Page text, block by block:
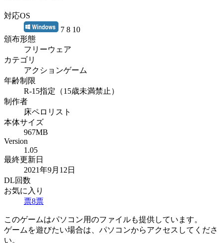
対応OS
7 8 10
頒布形態
フリーウェア
カテゴリ
アクションゲーム
年齢制限
R-15指定（15歳未満禁止）
制作者
床ペロリスト
本体サイズ
967MB
Version
1.05
最終更新日
2021年9月12日
DL回数
お気に入り
票8票
このゲームはパソコン用のファイルも提供しています。
ゲームを遊びたい場合は、パソコンからアクセスしてくださ
い。